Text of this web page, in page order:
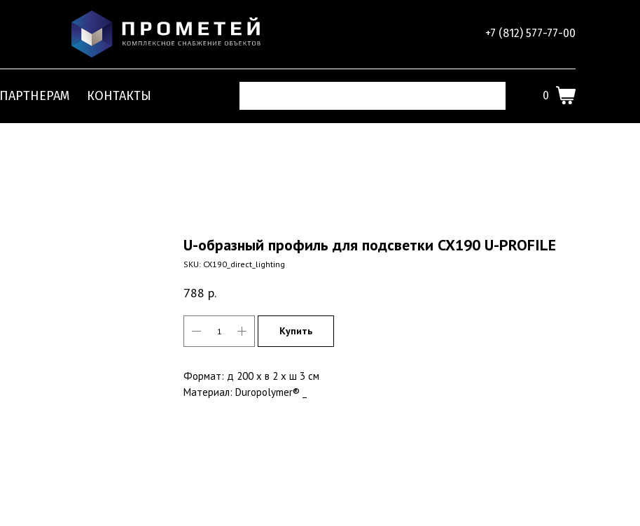
+7 (812) 577-77-00
ПАРТНЕРАМ КОНТАКТЫ 0
U-образный профиль для подсветки CX190 U-PROFILE
SKU: CX190_direct_lighting
788 р.
Купить
Формат: д 200 x в 2 x ш 3 см
Материал: Duropolymer® _